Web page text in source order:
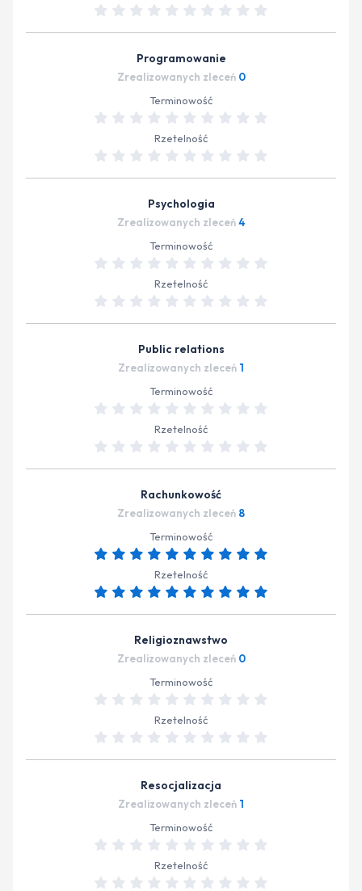
Programowanie
Zrealizowanych zleceń 0
Terminowość
Rzetelność
Psychologia
Zrealizowanych zleceń4
Terminowość
Rzetelność
Public relations
Zrealizowanych zleceń 1
Terminowość
Rzetelność
Rachunkowość
Zrealizowanych zleceń 8
Terminowość
Rzetelność
Religioznawstwo
Zrealizowanych zleceń 0
Terminowość
Rzetelność
Resocjalizacja
Zrealizowanych zleceń 1
Terminowość
Rzetelność